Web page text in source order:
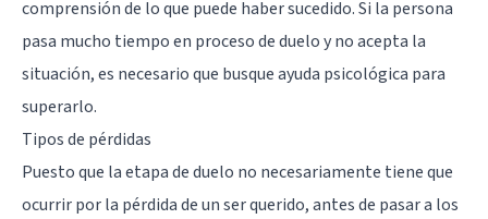
comprensión de lo que puede haber sucedido. Si la persona
pasa mucho tiempo en proceso de duelo y no acepta la
situación, es necesario que busque ayuda psicológica para
superarlo.
Tipos de pérdidas
Puesto que la etapa de duelo no necesariamente tiene que
ocurrir por la pérdida de un ser querido, antes de pasar a los